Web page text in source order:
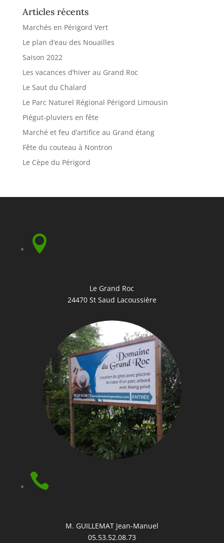
Articles récents
Marchés en Périgord Vert
Le plan d’eau des Nouailles
Saison 2022
Les vacances d’hiver au Grand Roc
Le Saut du Chalard
Le Parc Naturel Régional Périgord Limousin
Piégut-pluviers en fête
Marché et feu d’artifice au Grand étang
Fête du couteau à Nontron
Le Cèpe du Périgord

Le Grand Roc
24470 St Saud Lacoussière

M. GUILLEMAT Jean-Manuel
05.53.52.08.73